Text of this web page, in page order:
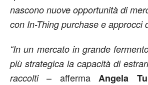
nascono nuove opportunità di
con In-Thing purchase e approcci
“In un mercato in grande
più strategica la capacità di
raccolti– afferma Angela